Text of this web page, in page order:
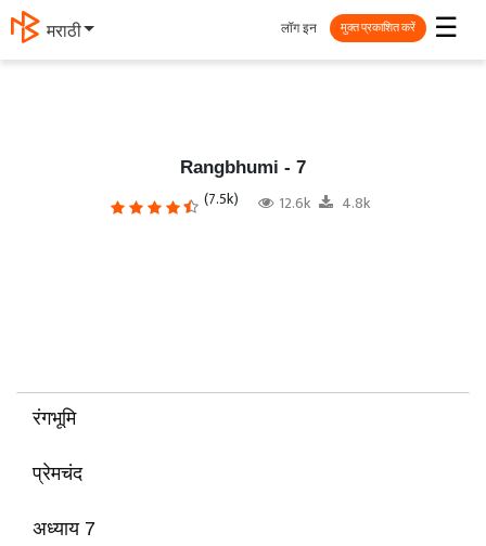
தமிழ் ☰
लॉग इन मुक्त प्रकाशित करें
Rangbhumi - 7
(7.5k) 12.6k 4.8k
रंगभूमि
प्रेमचंद
अध्याय 7